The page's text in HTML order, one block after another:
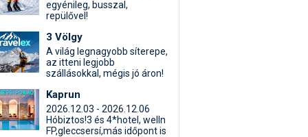
Termékkereső
egyéb síeléshez kapcsolódó téma
kapcsolatos kérdések és válaszok
beszélgetések
egyénileg, busszal,
repülővel!
3 Völgy
A világ legnagyobb síterepe,
az itteni legjobb
szállásokkal, mégis jó áron!
Kaprun
2026.12.03 - 2026.12.06
Hóbiztos!3 és 4*hotel, welln
FP,gleccsersí,más időpont is